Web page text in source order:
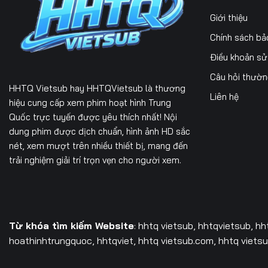
197 198
204 205 206
213
218 219 220
225 226
232 233
253 254 255
260 261 262
HHTQ Vietsub hay HHTQVietsub là thương
hiệu cung cấp xem phim hoạt hình Trung
Quốc trực tuyến được yêu thích nhất! Nội
dung phim được dịch chuẩn, hình ảnh HD sắc
nét, xem mượt trên nhiều thiết bị, mang đến
trải nghiệm giải trí trọn vẹn cho người xem.
Giới thiệu
Chính sách
Điều khoản
Câu hỏi
Liên hệ
Từ khóa tìm kiếm Website: hhtq vietsub, hhtqvietsub,
hoathinhtrungquoc, hhtqviet, hhtq vietsub.com, hhtq